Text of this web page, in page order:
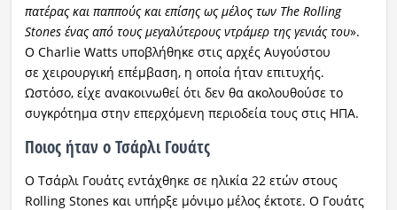
πατέρας και παππούς και επίσης ως μέλος των The Rolling
Stones ένας από τους μεγαλύτερους ντράμερ της γενιάς του».
Ο Charlie Watts υποβλήθηκε στις αρχές Αυγούστου
σε χειρουργική επέμβαση, η οποία ήταν επιτυχής.
Ωστόσο, είχε ανακοινωθεί ότι δεν θα ακολουθούσε το
συγκρότημα στην επερχόμενη περιοδεία τους στις ΗΠΑ.
Ποιος ήταν ο Τσάρλι Γουάτς
Ο Τσάρλι Γουάτς εντάχθηκε σε ηλικία 22 ετών στους
Rolling Stones και υπήρξε μόνιμο μέλος έκτοτε. Ο Γουάτς